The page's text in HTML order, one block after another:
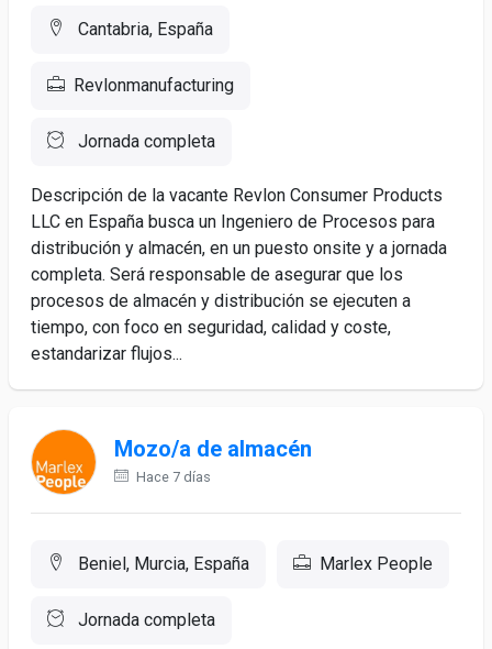
Cantabria, España
Revlonmanufacturing
Jornada completa
Descripción de la vacante Revlon Consumer Products
LLC en España busca un Ingeniero de Procesos para
distribución y almacén, en un puesto onsite y a jornada
completa. Será responsable de asegurar que los
procesos de almacén y distribución se ejecuten a
tiempo, con foco en seguridad, calidad y coste,
estandarizar flujos...
Mozo/a de almacén
Hace 7 días
Beniel, Murcia, España Marlex People
Jornada completa